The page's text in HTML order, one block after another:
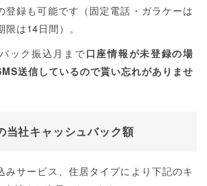
登録も可能です（固定電話・ガラケーは
は14日間）。
ック振込月まで口座情報が未登録の場
送信しているので貰い忘れがありませ
当社キャッシュバック額
みサービス、住居タイプにより下記のキ